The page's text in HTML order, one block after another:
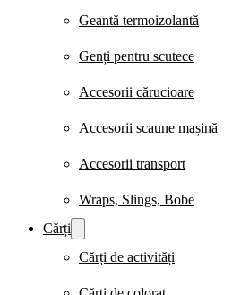
Geantă termoizolantă
Genți pentru scutece
Accesorii cărucioare
Accesorii scaune mașină
Accesorii transport
Wraps, Slings, Bobe
Cărți
Cărți de activități